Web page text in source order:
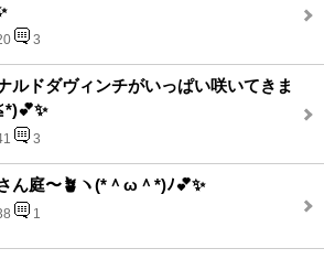
3
ルドダヴィンチがいっぱい咲いてきま
3
ん庭〜🪴ヽ(*＾ω＾*)ﾉ💕✨
1